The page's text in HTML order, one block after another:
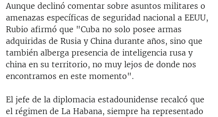
Aunque declinó comentar sobre asuntos militares o
amenazas específicas de seguridad nacional a EEUU,
Rubio afirmó que "Cuba no solo posee armas
adquiridas de Rusia y China durante años, sino que
también alberga presencia de inteligencia rusa y
china en su territorio, no muy lejos de donde nos
encontramos en este momento".
El jefe de la diplomacia estadounidense recalcó que
el régimen de La Habana, siempre ha representado